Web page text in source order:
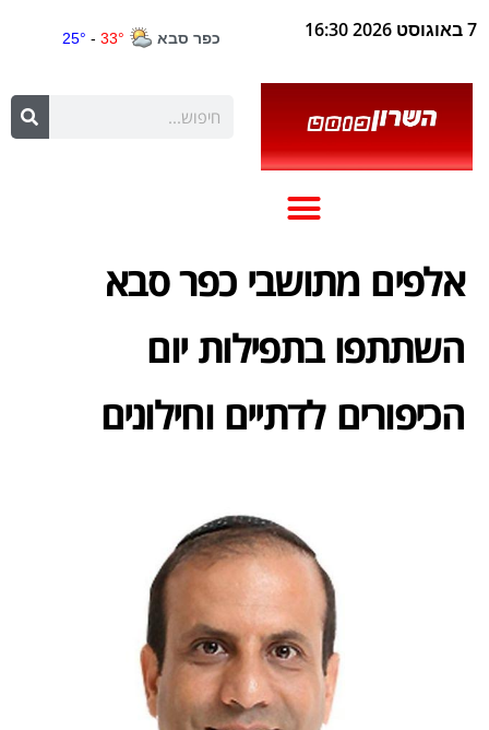
7 באוגוסט 2026 16:30
אלפים מתושבי כפר סבא
השתתפו בתפילות יום
הכיפורים לדתיים וחילונים